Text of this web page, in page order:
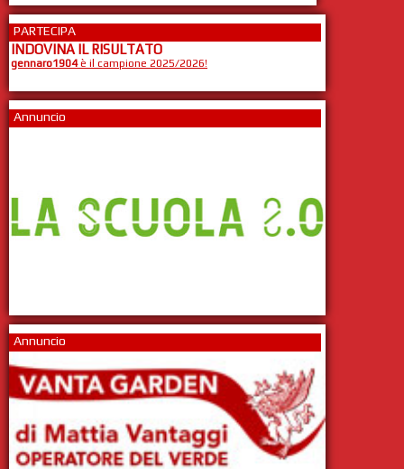
PARTECIPA
INDOVINA IL RISULTATO
gennaro1904è il campione 2025/2026!
Annuncio
Annuncio